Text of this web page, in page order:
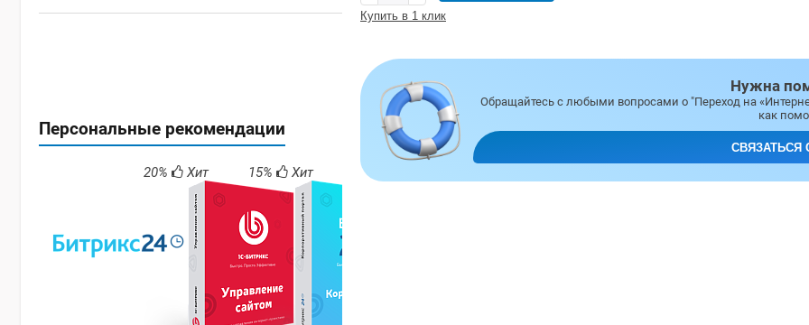
Купить в 1 клик
Нужна
Обращайтесь с любыми вопросами о "Переход на
как
СВЯЗАТЬСЯ
Персональные рекомендации
20% Хит 15% Хит